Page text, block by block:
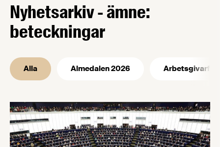
Nyhetsarkiv - ämne:
beteckningar
Alla Almedalen 2026